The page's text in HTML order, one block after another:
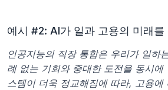
예시 #2: AI가 일과 고용의 미래를
인공지능의 직장 통합은 우리가 일하
례 없는 기회와 중대한 도전을 동시에
스템이 더욱 정교해짐에 따라, 고용에